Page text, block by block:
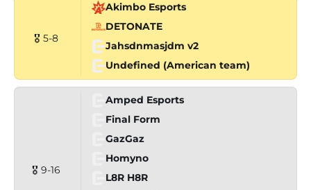
🎖 5-8
Akimbo Esports
DETONATE
Jahsdnmasjdm v2
Undefined (American team)
🎖 9-16
Amped Esports
Final Form
GazGaz
Homyno
L8R H8R